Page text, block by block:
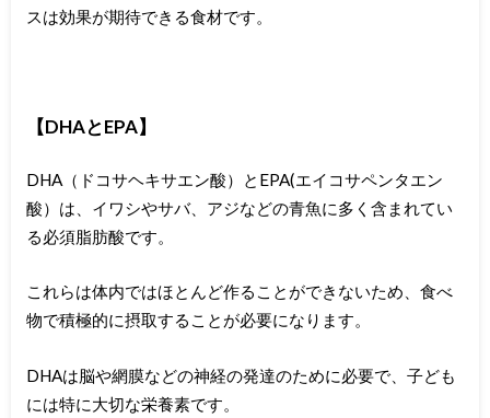
スは効果が期待できる食材です。
【DHAとEPA】
DHA（ドコサヘキサエン酸）とEPA(エイコサペンタエン
酸）は、イワシやサバ、アジなどの青魚に多く含まれてい
る必須脂肪酸です。
これらは体内ではほとんど作ることができないため、食べ
物で積極的に摂取することが必要になります。
DHAは脳や網膜などの神経の発達のために必要で、子ども
には特に大切な栄養素です。